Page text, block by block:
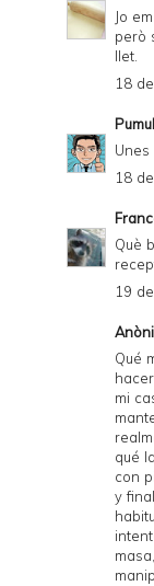
Jo
però
llet.
18
18
Què
19
Qué
mi
qué
con
y